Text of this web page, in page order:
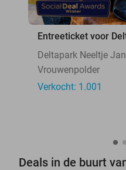
Entreeticket voor
Deltapark Neeltje
Vrouwenpolder
Verkocht: 1.001
Deals in de buurt